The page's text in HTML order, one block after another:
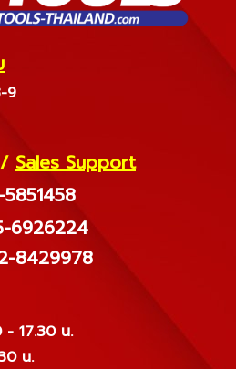
9
/ Sales Support
6926224
8429978
- 17.30 น.
น.